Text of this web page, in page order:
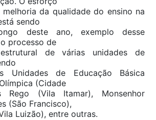
da qualidade do ensino na
sendo
deste ano, exemplo desse
processo de
de várias unidades de
Unidades de Educação Básica
(Cidade
Rego (Vila Itamar), Monsenhor
(São Francisco),
Luizão), entre outras.